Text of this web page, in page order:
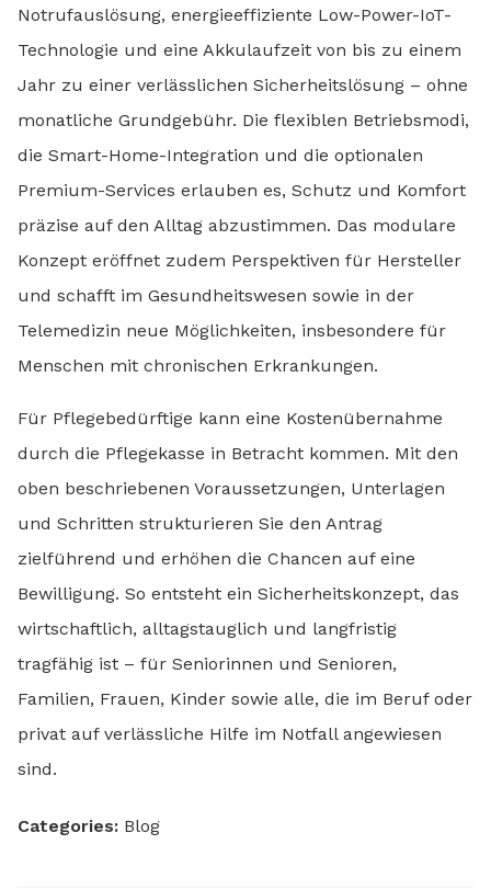
Notrufauslösung, energieeffiziente Low-Power-IoT-
Technologie und eine Akkulaufzeit von bis zu einem
Jahr zu einer verlässlichen Sicherheitslösung – ohne
monatliche Grundgebühr. Die flexiblen Betriebsmodi,
die Smart-Home-Integration und die optionalen
Premium-Services erlauben es, Schutz und Komfort
präzise auf den Alltag abzustimmen. Das modulare
Konzept eröffnet zudem Perspektiven für Hersteller
und schafft im Gesundheitswesen sowie in der
Telemedizin neue Möglichkeiten, insbesondere für
Menschen mit chronischen Erkrankungen.
Für Pflegebedürftige kann eine Kostenübernahme
durch die Pflegekasse in Betracht kommen. Mit den
oben beschriebenen Voraussetzungen, Unterlagen
und Schritten strukturieren Sie den Antrag
zielführend und erhöhen die Chancen auf eine
Bewilligung. So entsteht ein Sicherheitskonzept, das
wirtschaftlich, alltagstauglich und langfristig
tragfähig ist – für Seniorinnen und Senioren,
Familien, Frauen, Kinder sowie alle, die im Beruf oder
privat auf verlässliche Hilfe im Notfall angewiesen
sind.
Categories: Blog